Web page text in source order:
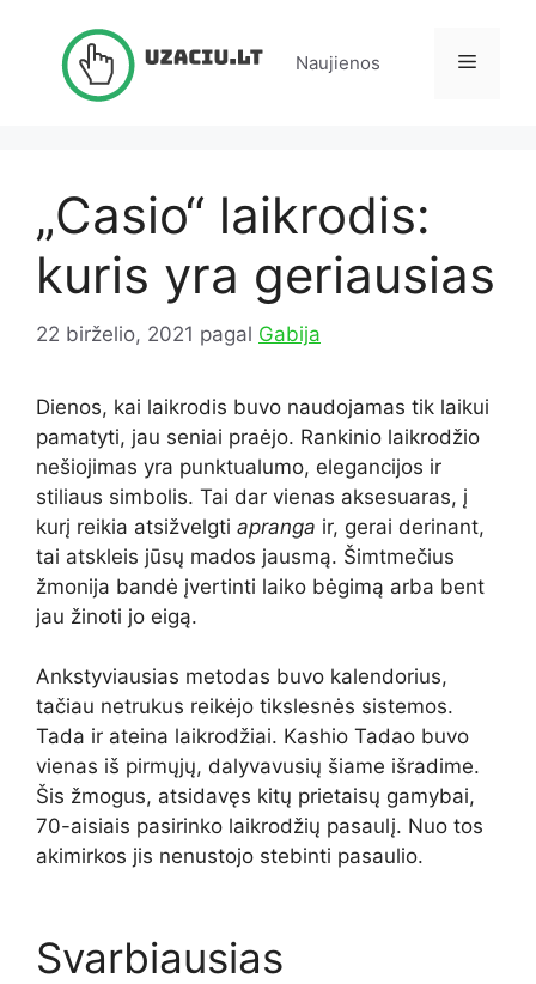
Naujienos Meniu
„Casio“ laikrodis:
kuris yra geriausias
22 birželio, 2021 pagal Gabija
Dienos, kai laikrodis buvo naudojamas tik laikui
pamatyti, jau seniai praėjo. Rankinio laikrodžio
nešiojimas yra punktualumo, elegancijos ir
stiliaus simbolis. Tai dar vienas aksesuaras, į
kurį reikia atsižvelgti apranga ir, gerai derinant,
tai atskleis jūsų mados jausmą. Šimtmečius
žmonija bandė įvertinti laiko bėgimą arba bent
jau žinoti jo eigą.
Ankstyviausias metodas buvo kalendorius,
tačiau netrukus reikėjo tikslesnės sistemos.
Tada ir ateina laikrodžiai. Kashio Tadao buvo
vienas iš pirmųjų, dalyvavusių šiame išradime.
Šis žmogus, atsidavęs kitų prietaisų gamybai,
70-aisiais pasirinko laikrodžių pasaulį. Nuo tos
akimirkos jis nenustojo stebinti pasaulio.
Svarbiausias